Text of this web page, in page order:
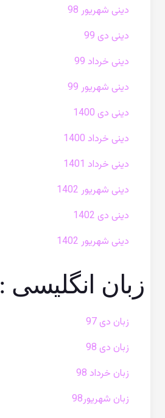
دینی شهریور 98
دینی دی 99
دینی خرداد 99
دینی شهریور 99
دینی دی 1400
دینی خرداد 1400
دینی خرداد 1401
دینی شهریور 1402
دینی دی 1402
دینی شهریور 1402
زبان انگلیسی :
زبان دی 97
زبان دی 98
زبان خرداد 98
زبان شهریور98